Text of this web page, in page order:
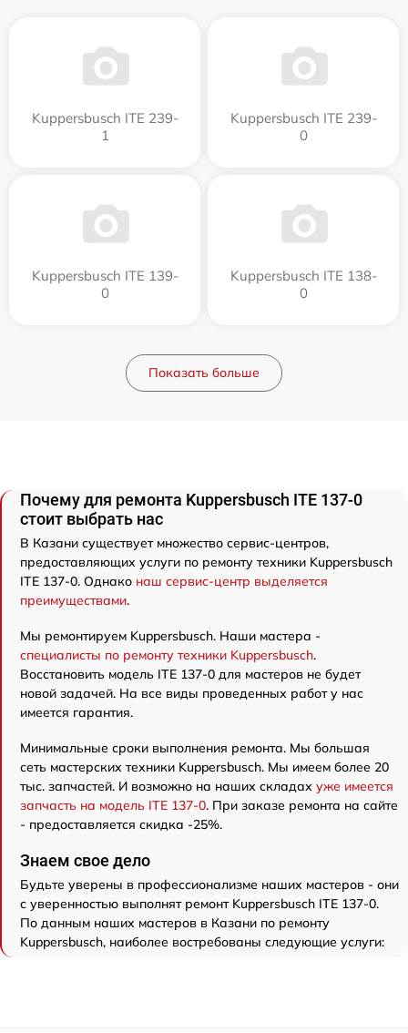
Kuppersbusch ITE 239-
1
Kuppersbusch ITE 239-
0
Kuppersbusch ITE 139-
0
Kuppersbusch ITE 138-
0
Показать больше
Почему для ремонта Kuppersbusch ITE 137-0
стоит выбрать нас
В Казани существует множество сервис-центров,
предоставляющих услуги по ремонту техники Kuppersbusch
ITE 137-0. Однако наш сервис-центр выделяется
преимуществами.
Мы ремонтируем Kuppersbusch. Наши мастера -
специалисты по ремонту техники Kuppersbusch.
Восстановить модель ITE 137-0 для мастеров не будет
новой задачей. На все виды проведенных работ у нас
имеется гарантия.
Минимальные сроки выполнения ремонта. Мы большая
сеть мастерских техники Kuppersbusch. Мы имеем более 20
тыс. запчастей. И возможно на наших складах уже имеется
запчасть на модель ITE 137-0. При заказе ремонта на сайте
- предоставляется скидка -25%.
Знаем свое дело
Будьте уверены в профессионализме наших мастеров - они
с уверенностью выполнят ремонт Kuppersbusch ITE 137-0.
По данным наших мастеров в Казани по ремонту
Kuppersbusch, наиболее востребованы следующие услуги: